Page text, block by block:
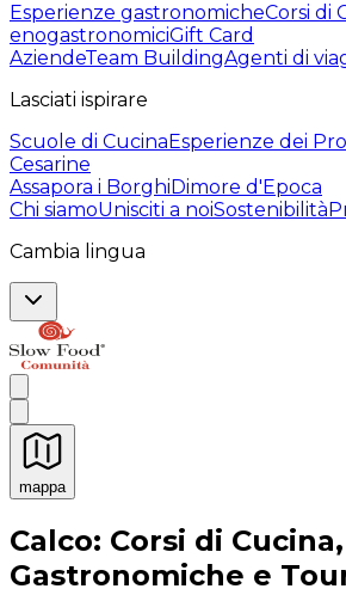
Esperienze gastronomicheCorsi di
enogastronomiciGift Card
AziendeTeam BuildingAgenti di
Lasciati ispirare
Scuole di CucinaEsperienze dei
Cesarine
Assapora i BorghiDimore d'Epoca
Chi siamoUnisciti a noiSostenibilità
Cambia lingua
mappa
Esperienze culinarie
Calco: Corsi di
Gastronomiche e